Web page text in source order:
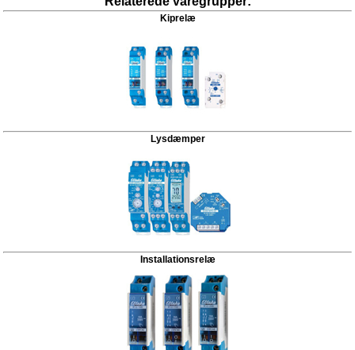
Kiprelæ
Lysdæmper
Installationsrelæ